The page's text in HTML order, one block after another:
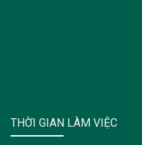
THỜI GIAN LÀM VIỆC